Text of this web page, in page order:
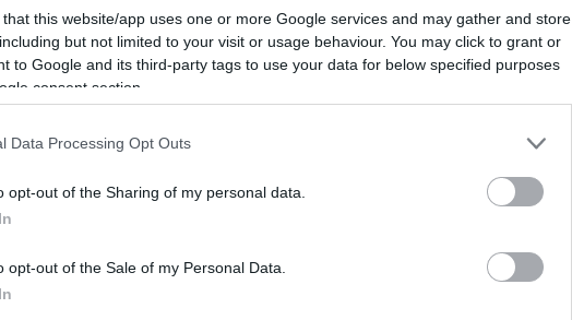
that this website/app uses one or more Google services and may gather and store
but not limited to your visit or usage behaviour. You may click to grant or
to Google and its third-party tags to use your data for below specified purposes
consent section.
Data Processing Opt Outs
opt-out of the Sharing of my personal data.
opt-out of the Sale of my Personal Data.